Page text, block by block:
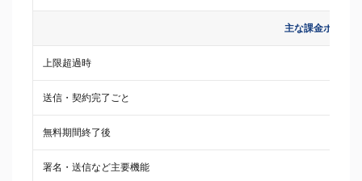
主な課金ポイント
上限超過時
送信・契約完了ごと
無料期間終了後
署名・送信など主要機能